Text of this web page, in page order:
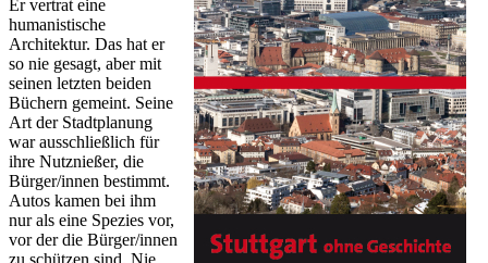
Er vertrat eine
humanistische
Architektur. Das hat er
so nie gesagt, aber mit
seinen letzten beiden
Büchern gemeint. Seine
Art der Stadtplanung
war ausschließlich für
ihre Nutznießer, die
Bürger/innen bestimmt.
Autos kamen bei ihm
nur als eine Spezies vor,
vor der die Bürger/innen
zu schützen sind. Nie